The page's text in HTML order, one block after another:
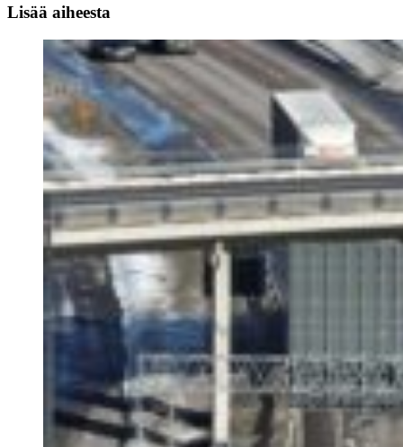
Lisää aiheesta